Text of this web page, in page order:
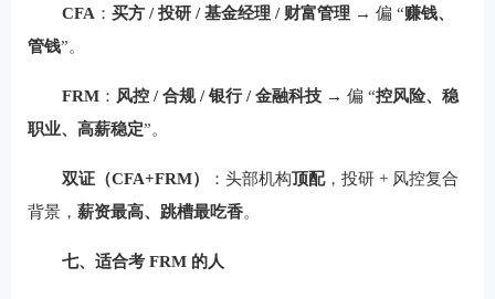
CFA ： 买方 / 投研 / 基金经理 / 财富管理→ 偏 “赚钱、
管钱”。
FRM： 风控 / 合规 / 银行 / 金融科技→ 偏 “控风险、稳
职业、高薪稳定”。
双证（CFA+FRM） ：头部机构顶配，投研 + 风控复合
背景， 薪资最高、跳槽最吃香。
七、适合考 FRM 的人